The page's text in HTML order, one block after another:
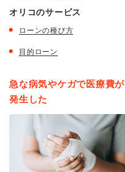
オリコのサービス
ローンの種び方
目的ローン
急な病気やケガで医療費が
発生した